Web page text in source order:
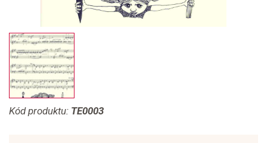
Kód produktu: TE0003